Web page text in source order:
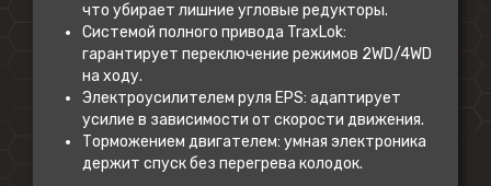
что убирает лишние угловые редукторы.
Системой полного привода TraxLok:
гарантирует переключение режимов 2WD/4WD
на ходу.
Электроусилителем руля EPS: адаптирует
усилие в зависимости от скорости движения.
Торможением двигателем: умная электроника
держит спуск без перегрева колодок.